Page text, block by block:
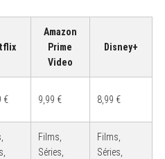
Amazon
Prime
Video
Disney+
€ 9,99 € 8,99 €
Films,
Séries,
Films,
Séries,